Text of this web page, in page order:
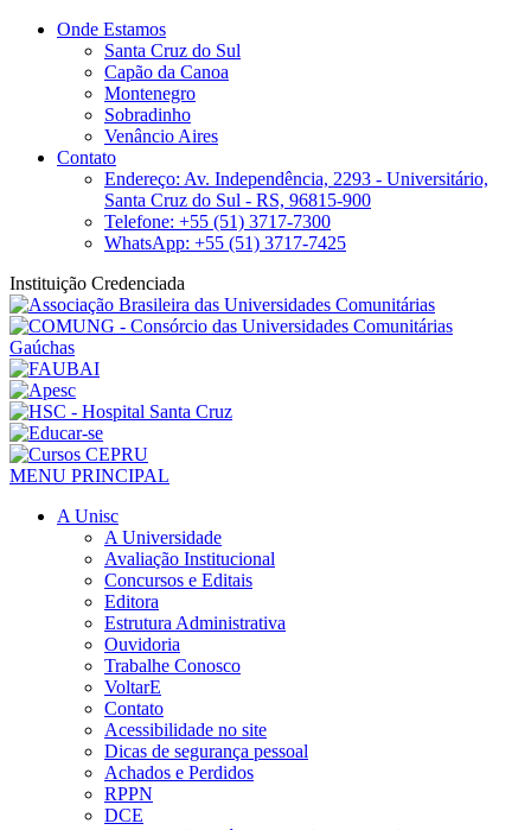
Onde Estamos
Santa Cruz do Sul
Capão da Canoa
Montenegro
Sobradinho
Venâncio Aires
Contato
Endereço: Av. Independência, 2293 - Universitário,
Santa Cruz do Sul - RS, 96815-900
Telefone: +55 (51) 3717-7300
WhatsApp: +55 (51) 3717-7425
Instituição Credenciada
MENU PRINCIPAL
A Unisc
A Universidade
Avaliação Institucional
Concursos e Editais
Editora
Estrutura Administrativa
Ouvidoria
Trabalhe Conosco
VoltarE
Contato
Acessibilidade no site
Dicas de segurança pessoal
Achados e Perdidos
RPPN
DCE